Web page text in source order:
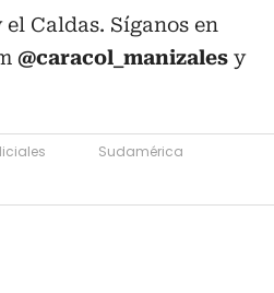
Caldas. Síganos en
@caracol_manizales y
Sudamérica